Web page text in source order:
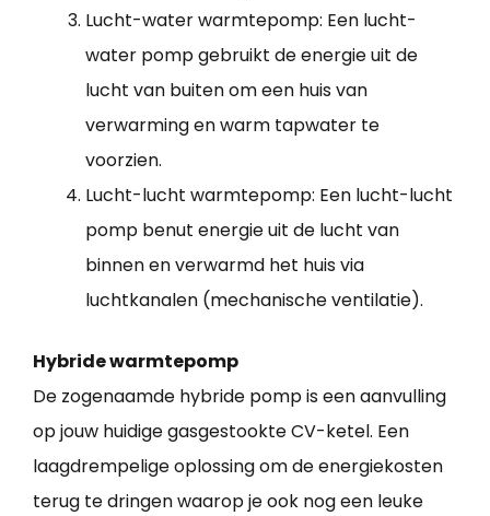
Lucht-water warmtepomp: Een lucht-
water pomp gebruikt de energie uit de
lucht van buiten om een huis van
verwarming en warm tapwater te
voorzien.
Lucht-lucht warmtepomp: Een lucht-lucht
pomp benut energie uit de lucht van
binnen en verwarmd het huis via
luchtkanalen (mechanische ventilatie).
Hybride warmtepomp
De zogenaamde hybride pomp is een aanvulling
op jouw huidige gasgestookte CV-ketel. Een
laagdrempelige oplossing om de energiekosten
terug te dringen waarop je ook nog een leuke